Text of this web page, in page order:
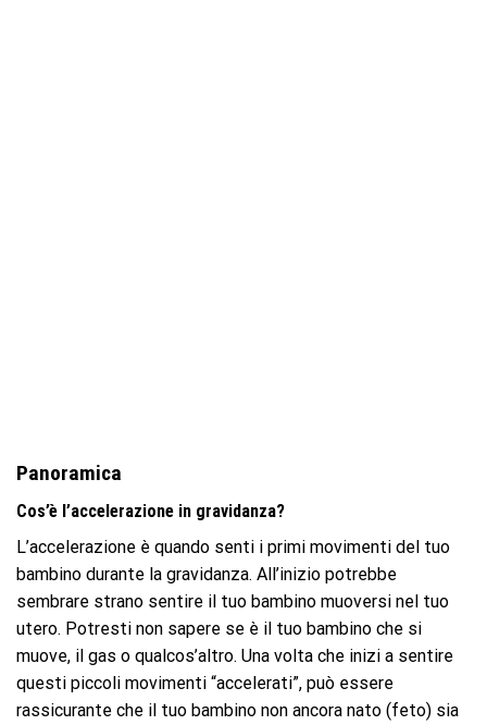
Panoramica
Cos’è l’accelerazione in gravidanza?
L’accelerazione è quando senti i primi movimenti del tuo
bambino durante la gravidanza. All’inizio potrebbe
sembrare strano sentire il tuo bambino muoversi nel tuo
utero. Potresti non sapere se è il tuo bambino che si
muove, il gas o qualcos’altro. Una volta che inizi a sentire
questi piccoli movimenti “accelerati”, può essere
rassicurante che il tuo bambino non ancora nato (feto) sia